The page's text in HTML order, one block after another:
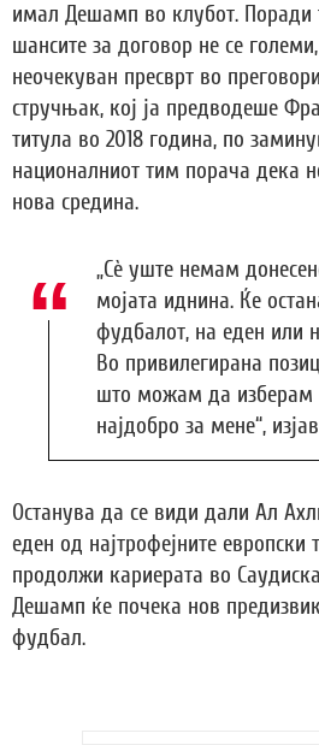
имал Дешамп во клубот. Поради
шансите за договор не се
неочекуван пресврт во
стручњак, кој ја предводеше
титула во 2018 година, по
националниот тим порача дека
нова средина.
„Сè уште немам
мојата иднина. Ќе
фудбалот, на еден или
Во привилегирана
што можам да изберам
најдобро за мене“,
Останува да се види дали Ал
еден од најтрофејните европски
продолжи кариерата во
Дешамп ќе почека нов
фудбал.